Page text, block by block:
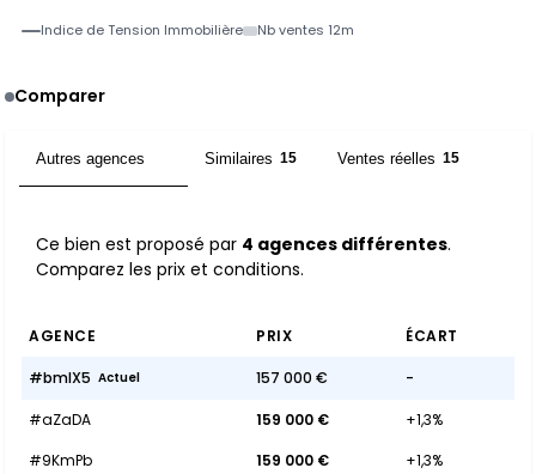
Indice de Tension Immobilière Nb ventes 12m
Comparer
Autres agences Similaires 15 Ventes réelles 15
Ce bien est proposé par 4 agences différentes.
Comparez les prix et conditions.
AGENCE PRIX ÉCART
#bmIX5 Actuel 157 000 € -
#aZaDA 159 000 €
+1,3%
#9KmPb
159 000 €
+1,3%